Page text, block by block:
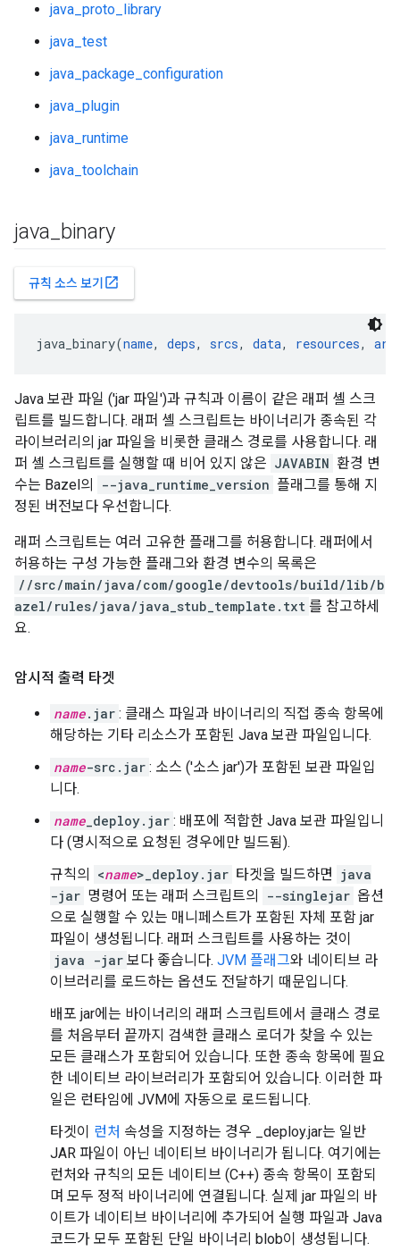
java_proto_library
java_test
java_package_configuration
java_plugin
java_runtime
java_toolchain
java binary
규칙 소스 보기 open_in_new
java_binary(name, deps, srcs, data, resources,
Java 보관 파일 ('jar 파일')과 규칙과 이름이 같은 래퍼 셸 스크
립트를 빌드합니다. 래퍼 셸 스크립트는 바이너리가 종속된 각
라이브러리의 jar 파일을 비롯한 클래스 경로를 사용합니다. 래
퍼 셸 스크립트를 실행할 때 비어 있지 않은 JAVABIN 환경 변
수는 Bazel의
--java_runtime_version 플래그를 통해 지
정된 버전보다 우선합니다.
래퍼 스크립트는 여러 고유한 플래그를 허용합니다. 래퍼에서
허용하는 구성 가능한 플래그와 환경 변수의 목록은
//src/main/java/com/google/devtools/build/lib/b
azel/rules/java/java_stub_template.txt 를 참고하세
요.
암시적 출력 타겟
name.jar : 클래스 파일과 바이너리의 직접 종속 항목에
해당하는 기타 리소스가 포함된 Java 보관 파일입니다.
name-src.jar : 소스 ('소스 jar')가 포함된 보관 파일입
니다.
name _deploy.jar : 배포에 적합한 Java 보관 파일입니
다 (명시적으로 요청된 경우에만 빌드됨).
규칙의
<name>_deploy.jar 타겟을 빌드하면 java
-jar 명령어 또는 래퍼 스크립트의 --singlejar 옵션
으로 실행할 수 있는 매니페스트가 포함된 자체 포함 jar
파일이 생성됩니다. 래퍼 스크립트를 사용하는 것이
java -jar 보다 좋습니다. JVM 플래그와 네이티브 라
이브러리를 로드하는 옵션도 전달하기 때문입니다.
배포 jar에는 바이너리의 래퍼 스크립트에서 클래스 경로
를 처음부터 끝까지 검색한 클래스 로더가 찾을 수 있는
모든 클래스가 포함되어 있습니다. 또한 종속 항목에 필요
한 네이티브 라이브러리가 포함되어 있습니다. 이러한 파
일은 런타임에 JVM에 자동으로 로드됩니다.
타겟이 런처 속성을 지정하는 경우 _deploy.jar는 일반
JAR 파일이 아닌 네이티브 바이너리가 됩니다. 여기에는
런처와 규칙의 모든 네이티브 (C++) 종속 항목이 포함되
며 모두 정적 바이너리에 연결됩니다. 실제 jar 파일의 바
이트가 네이티브 바이너리에 추가되어 실행 파일과 Java
코드가 모두 포함된 단일 바이너리 blob이 생성됩니다.